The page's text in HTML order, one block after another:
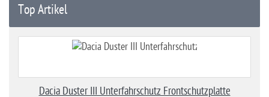
Top Artikel
Dacia Duster III Unterfahrschutz Frontschutzplatte